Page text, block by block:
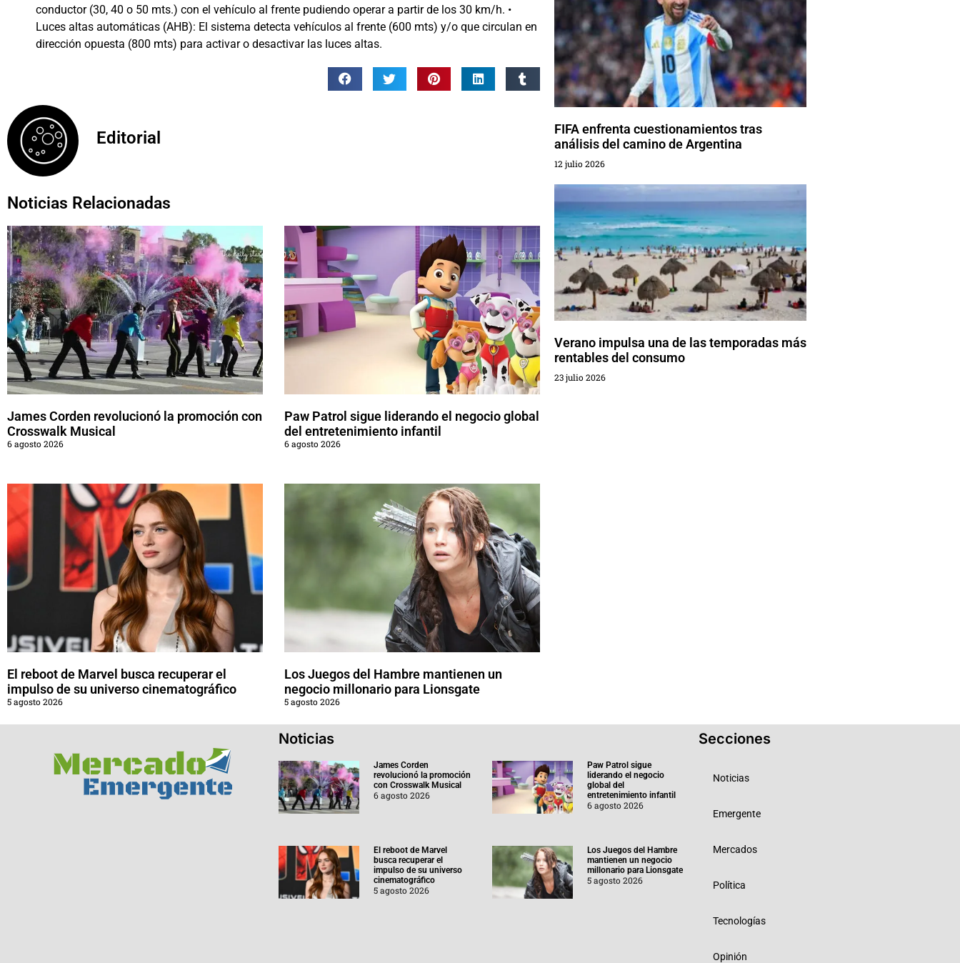
conductor (30, 40 o 50 mts.) con el vehículo al frente pudiendo operar a partir de los 30 km/h. •
Luces altas automáticas (AHB): El sistema detecta vehículos al frente (600 mts) y/o que circulan en
dirección opuesta (800 mts) para activar o desactivar las luces altas.
Editorial
Noticias Relacionadas
James Corden revolucionó la promoción con
Crosswalk Musical
6 agosto 2026
Paw Patrol sigue liderando el negocio global
del entretenimiento infantil
6 agosto 2026
El reboot de Marvel busca recuperar el
impulso de su universo cinematográfico
5 agosto 2026
Los Juegos del Hambre mantienen un
negocio millonario para Lionsgate
5 agosto 2026
FIFA enfrenta cuestionamientos tras
análisis del camino de Argentina
12 julio 2026
Verano impulsa una de las temporadas más
rentables del consumo
23 julio 2026
Noticias
James Corden
revolucionó la promoción
con Crosswalk Musical
6 agosto 2026
Paw Patrol sigue
liderando el negocio
global del
entretenimiento infantil
6 agosto 2026
El reboot de Marvel
busca recuperar el
impulso de su universo
cinematográfico
5 agosto 2026
Los Juegos del Hambre
mantienen un negocio
millonario para Lionsgate
5 agosto 2026
Secciones
Noticias
Emergente
Mercados
Política
Tecnologías
Opinión